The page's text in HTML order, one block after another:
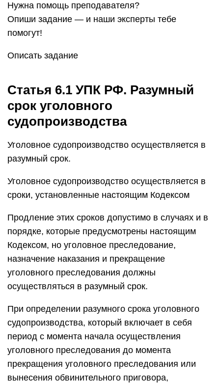
Нужна помощь преподавателя?
Опиши задание — и наши эксперты тебе
помогут!
Описать задание
Статья 6.1 УПК РФ. Разумный
срок уголовного
судопроизводства
Уголовное судопроизводство осуществляется в
разумный срок.
Уголовное судопроизводство осуществляется в
сроки, установленные настоящим Кодексом
Продление этих сроков допустимо в случаях и в
порядке, которые предусмотрены настоящим
Кодексом, но уголовное преследование,
назначение наказания и прекращение
уголовного преследования должны
осуществляться в разумный срок.
При определении разумного срока уголовного
судопроизводства, который включает в себя
период с момента начала осуществления
уголовного преследования до момента
прекращения уголовного преследования или
вынесения обвинительного приговора,